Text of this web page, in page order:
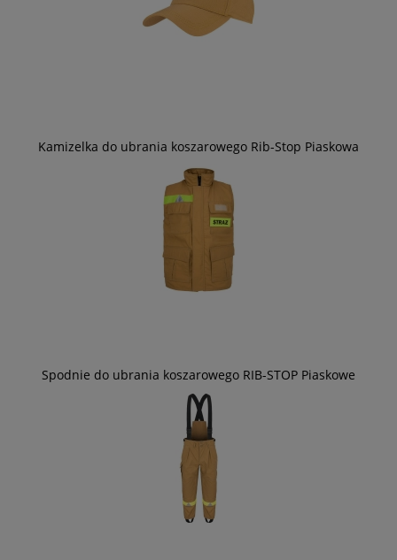
Kamizelka do ubrania koszarowego Rib-Stop Piaskowa
Spodnie do ubrania koszarowego RIB-STOP Piaskowe